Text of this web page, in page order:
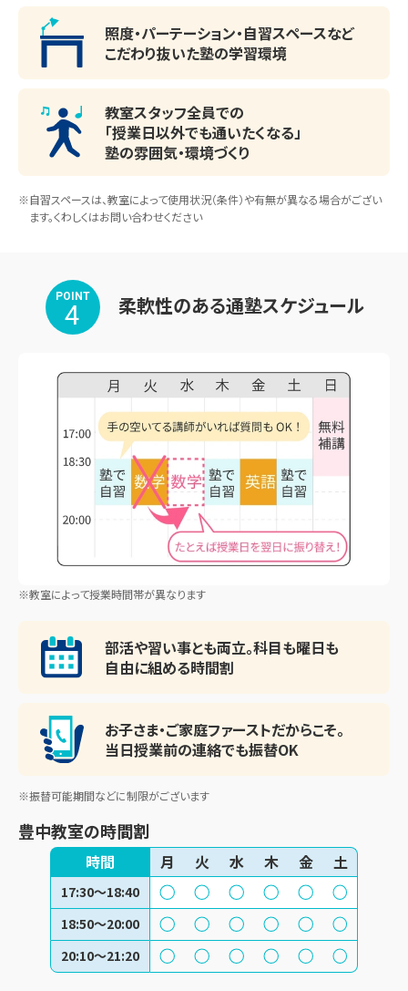
私立：雲雀丘学園高校・梅花高校・履正社高校・箕面自由学
園高校・アサンプション国際高校・金蘭千里高校・大阪女学
院高校・関西大倉高校・大商学園高校・武庫川女子大学附属
大阪成蹊女子高校・追手門学院高校・箕面学園高校・向陽台
高校・N高等学校・クラーク国際高校
照度・パーテーション・自習スペースなど
こだわり抜いた塾の学習環境
教室スタッフ全員での
「授業日以外でも通いたくなる」
塾の雰囲気・環境づくり
※自習スペースは、教室によって使用状況（条件）や有無が異なる場合がござい
ます。くわしくはお問い合わせください
POINT
4 柔軟性のある通塾スケジュール
※教室によって授業時間帯が異なります
部活や習い事とも両立。科目も曜日も
自由に組める時間割
お子さま・ご家庭ファーストだからこそ。
当日授業前の連絡でも振替OK
※振替可能期間などに制限がございます
豊中教室の時間割
時間 月 火 水 木 金 土
17:30〜18:40
18:50〜20:00
20:10〜21:20